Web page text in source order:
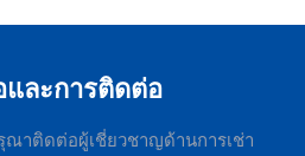
ละการติดต่อ
ณาติดต่อผู้เชี่ยวชาญด้านการเช่า